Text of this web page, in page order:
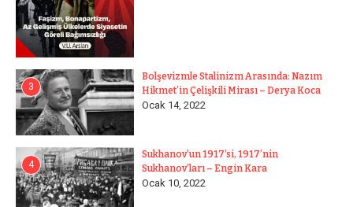
3
Bolşevizmle Stalinizm Arasında: Nazım
Hikmet’in Çelişkili Mirası – Derya Koca
Ocak 14, 2022
4
Sukhanov’un 1917’si, 1917’nin
Sukhanov’ları – Engin Kara
Ocak 10, 2022